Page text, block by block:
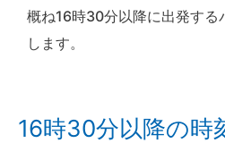
概ね16時30分以降に出発する
します。
16時30分以降の時